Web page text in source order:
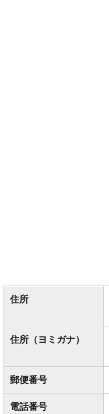
住所
住所（ヨミガナ）
郵便番号
電話番号